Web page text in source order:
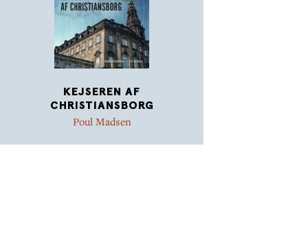
KEJSEREN AF
CHRISTIANSBORG
Poul Madsen